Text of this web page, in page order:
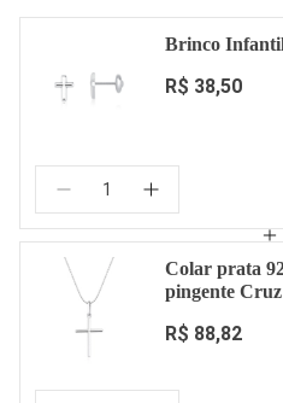
Brinco
R$ 38,50
Quantidade:
Colar prata
pingente
R$ 88,82
Quantidade: